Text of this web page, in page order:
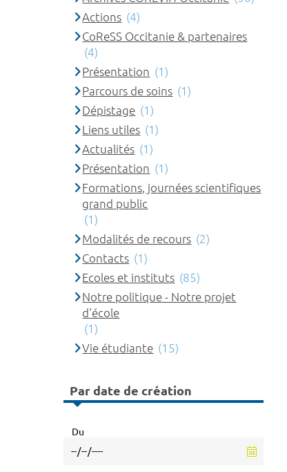
Actions (4)
CoReSS Occitanie & partenaires
(4)
Présentation (1)
Parcours de soins (1)
Dépistage (1)
Liens utiles (1)
Actualités (1)
Présentation (1)
Formations, journées scientifiques
grand public
(1)
Modalités de recours (2)
Contacts (1)
Ecoles et instituts (85)
Notre politique - Notre projet
d'école
(1)
Vie étudiante (15)
Par date de création
Du